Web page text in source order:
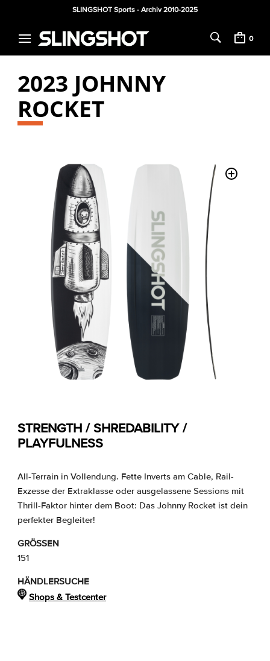
SLINGSHOT Sports - Archiv 2010-2025
0
2023 JOHNNY
ROCKET
STRENGTH / SHREDABILITY /
PLAYFULNESS
All-Terrain in Vollendung. Fette Inverts am Cable, Rail-
Exzesse der Extraklasse oder ausgelassene Sessions mit
Thrill-Faktor hinter dem Boot: Das Johnny Rocket ist dein
perfekter Begleiter!
GRÖSSEN
151
HÄNDLERSUCHE
Shops & Testcenter